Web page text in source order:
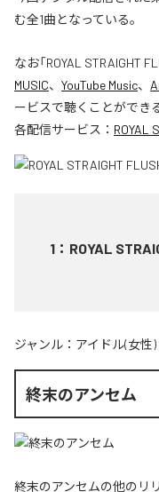
む全1曲となっている。
なお「ROYAL STRAIGHT
MUSIC、 YouTube Music、
ービスで聴くことができる
各配信サービス： ROYAL
1 ： ROYAL
ジャンル： アイドル(女性)
終末のアンセム
終末のアンセムの他のリ